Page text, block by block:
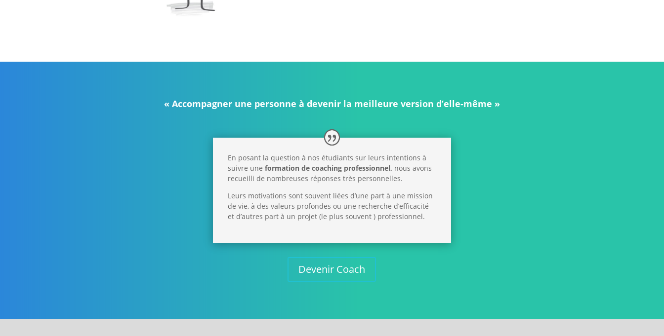
« Accompagner une personne à devenir la meilleure version d’elle-même »
En posant la question à nos étudiants sur leurs intentions à
suivre uneformation de coaching professionnel, nous avons
recueilli de nombreuses réponses très personnelles.
Leurs motivations sont souvent liées d’une part à une mission
de vie, à des valeurs profondes ou une recherche d’efficacité
et d’autres part à un projet (le plus souvent ) professionnel.
Devenir Coach